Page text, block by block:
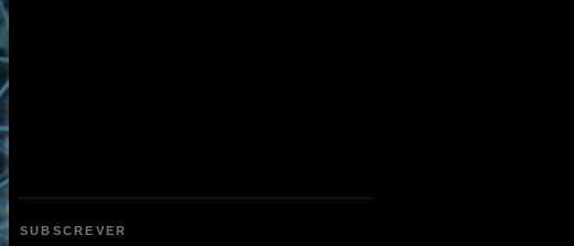
SUBSCREVER